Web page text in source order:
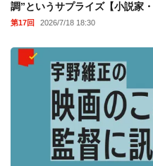
調”というサプライズ【小説家
第17回 2026/7/18 18:30